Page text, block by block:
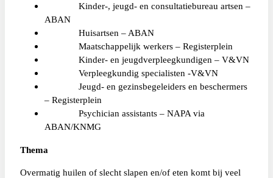
Kinder-, jeugd- en consultatiebureau artsen –
ABAN
Huisartsen – ABAN
Maatschappelijk werkers – Registerplein
Kinder- en jeugdverpleegkundigen – V&VN
Verpleegkundig specialisten -V&VN
Jeugd- en gezinsbegeleiders en beschermers
– Registerplein
Psychician assistants – NAPA via
ABAN/KNMG
Thema
Overmatig huilen of slecht slapen en/of eten komt bij veel